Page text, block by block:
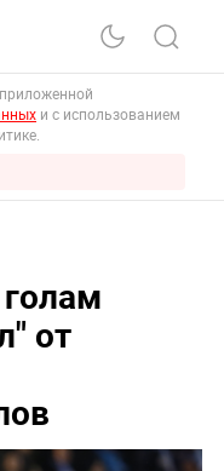
и с использованием
от